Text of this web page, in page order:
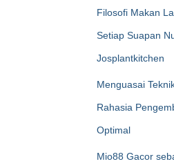
Filosofi Makan
Setiap Suapan
Josplantkitchen
Menguasai
Rahasia
Optimal
Mio88 Gacor